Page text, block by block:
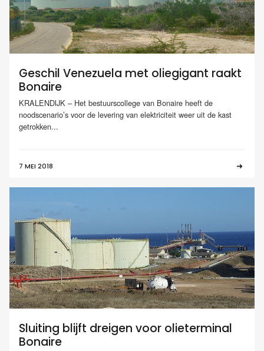
Geschil Venezuela met oliegigant raakt
Bonaire
KRALENDIJK – Het bestuurscollege van Bonaire heeft de
noodscenario’s voor de levering van elektriciteit weer uit de kast
getrokken...
7 MEI 2018
Sluiting blijft dreigen voor olieterminal
Bonaire